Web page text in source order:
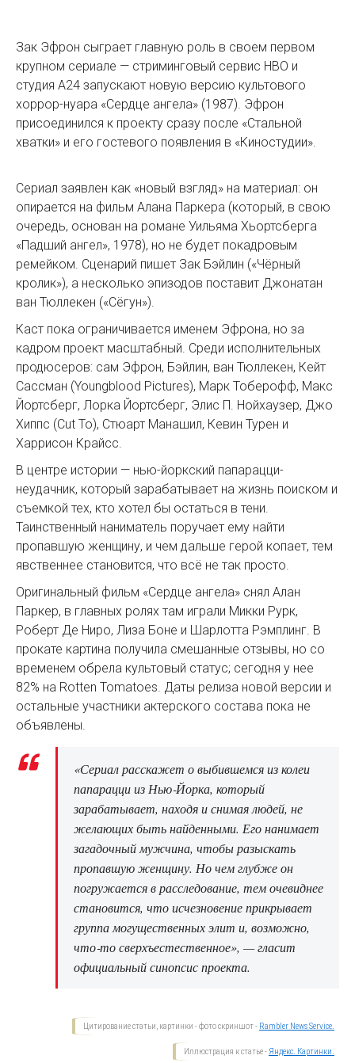
Зак Эфрон сыграет главную роль в своем первом
крупном сериале — стриминговый сервис HBO и
студия A24 запускают новую версию культового
хоррор-нуара «Сердце ангела» (1987). Эфрон
присоединился к проекту сразу после «Стальной
хватки» и его гостевого появления в «Киностудии».
Сериал заявлен как «новый взгляд» на материал: он
опирается на фильм Алана Паркера (который, в свою
очередь, основан на романе Уильяма Хьортсберга
«Падший ангел», 1978), но не будет покадровым
ремейком. Сценарий пишет Зак Бэйлин («Чёрный
кролик»), а несколько эпизодов поставит Джонатан
ван Тюллекен («Сёгун»).
Каст пока ограничивается именем Эфрона, но за
кадром проект масштабный. Среди исполнительных
продюсеров: сам Эфрон, Бэйлин, ван Тюллекен, Кейт
Сассман (Youngblood Pictures), Марк Тоберофф, Макс
Йортсберг, Лорка Йортсберг, Элис П. Нойхаузер, Джо
Хиппс (Cut To), Стюарт Манашил, Кевин Турен и
Харрисон Крайсс.
В центре истории — нью-йоркский папарацци-
неудачник, который зарабатывает на жизнь поиском и
съемкой тех, кто хотел бы остаться в тени.
Таинственный наниматель поручает ему найти
пропавшую женщину, и чем дальше герой копает, тем
явственнее становится, что всё не так просто.
Оригинальный фильм «Сердце ангела» снял Алан
Паркер, в главных ролях там играли Микки Рурк,
Роберт Де Ниро, Лиза Боне и Шарлотта Рэмплинг. В
прокате картина получила смешанные отзывы, но со
временем обрела культовый статус; сегодня у нее
82% на Rotten Tomatoes. Даты релиза новой версии и
остальные участники актерского состава пока не
объявлены.
«Сериал расскажет о выбившемся из колеи
папарацци из Нью‑Йорка, который
зарабатывает, находя и снимая людей, не
желающих быть найденными. Его нанимает
загадочный мужчина, чтобы разыскать
пропавшую женщину. Но чем глубже он
погружается в расследование, тем очевиднее
становится, что исчезновение прикрывает
группа могущественных элит и, возможно,
что‑то сверхъестественное», — гласит
официальный синопсис проекта.
Цитирование статьи, картинки - фото скриншот - Rambler News Service.
Иллюстрация к статье - Яндекс. Картинки.